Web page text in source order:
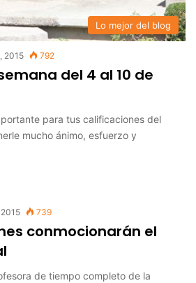
Lo mejor del blog
2015 792
del 4 al 10 de
para tus calificaciones del
mucho ánimo, esfuerzo y
739
conmocionarán el
de tiempo completo de la